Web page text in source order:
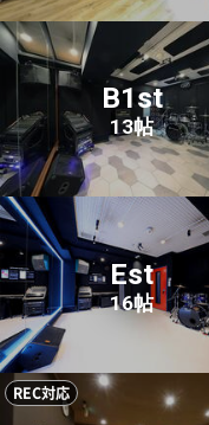
B1st
13帖
Est
16帖
REC対応